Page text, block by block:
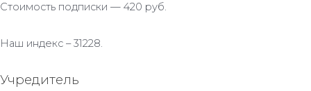
Стоимость подписки — 420 руб.
Наш индекс – 31228.
Учредитель